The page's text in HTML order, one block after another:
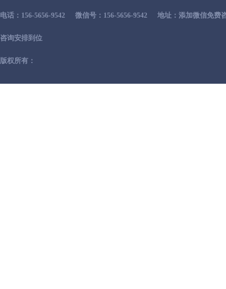
电话：156-5656-9542 微信号：156-5656-9542 地址：添加微信免费
咨询安排到位
版权所有：